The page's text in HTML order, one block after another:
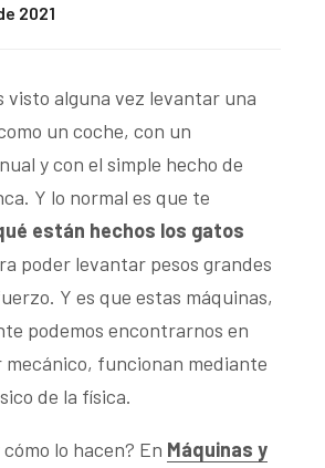
2021
visto alguna vez levantar una
un coche, con un
y con el simple hecho de
Y lo normal es que te
están hechos los gatos
poder levantar pesos grandes
Y es que estas máquinas,
podemos encontrarnos en
funcionan mediante
de la física.
lo hacen? En Máquinas y